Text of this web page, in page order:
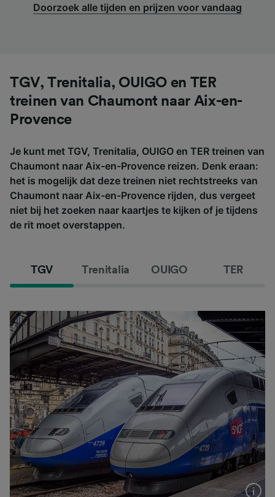
Doorzoek alle tijden en prijzen voor vandaag
TGV, Trenitalia, OUIGO en TER
treinen van Chaumont naar Aix-en-
Provence
Je kunt met TGV, Trenitalia, OUIGO en TER treinen van
Chaumont naar Aix-en-Provence reizen. Denk eraan:
het is mogelijk dat deze treinen niet rechtstreeks van
Chaumont naar Aix-en-Provence rijden, dus vergeet
niet bij het zoeken naar kaartjes te kijken of je tijdens
de rit moet overstappen.
TGV Trenitalia OUIGO TER